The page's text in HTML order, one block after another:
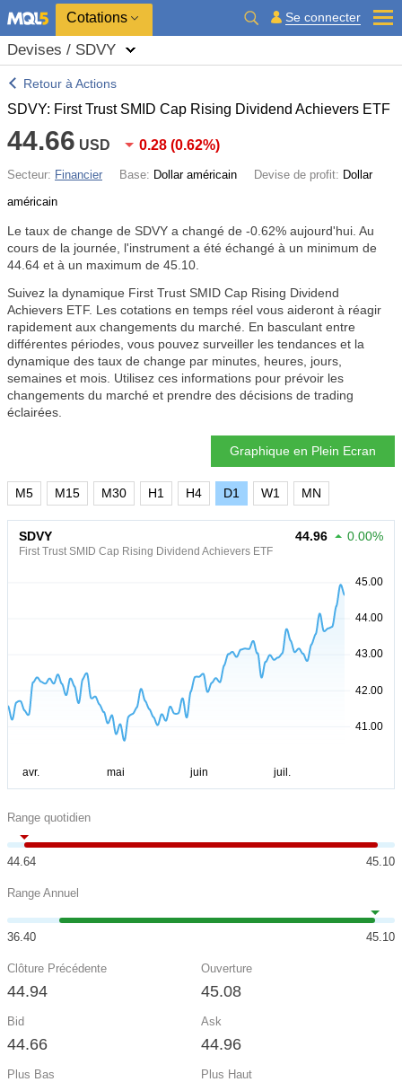
Cotations Se connecter
Devises / SDVY
Retour à Actions
SDVY: First Trust SMID Cap Rising Dividend Achievers ETF
44.66 USD 0.28 (0.62%)
Secteur: Financier Base: Dollar américain Devise de profit: Dollar
américain
Le taux de change de SDVY a changé de -0.62% aujourd'hui. Au
cours de la journée, l'instrument a été échangé à un minimum de
44.64 et à un maximum de 45.10.
Suivez la dynamique First Trust SMID Cap Rising Dividend
Achievers ETF. Les cotations en temps réel vous aideront à réagir
rapidement aux changements du marché. En basculant entre
différentes périodes, vous pouvez surveiller les tendances et la
dynamique des taux de change par minutes, heures, jours,
semaines et mois. Utilisez ces informations pour prévoir les
changements du marché et prendre des décisions de trading
éclairées.
Graphique en Plein Ecran
M5 M15 M30 H1 H4 D1 W1 MN
SDVY
First Trust SMID Cap Rising Dividend Achievers ETF
44.96 0.00%
Range quotidien
44.64 45.10
Range Annuel
36.40 45.10
Clôture Précédente
44.94
Ouverture
45.08
Bid
44.66
Ask
44.96
Plus Bas Plus Haut